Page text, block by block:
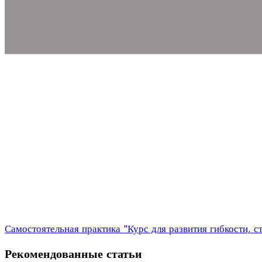
Самостоятельная практика "Курс для развития гибкости,
Рекомендованные статьи